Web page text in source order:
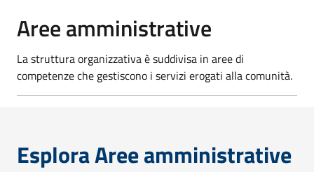
Aree amministrative
La struttura organizzativa è suddivisa in aree di
competenze che gestiscono i servizi erogati alla comunità.
Esplora Aree amministrative